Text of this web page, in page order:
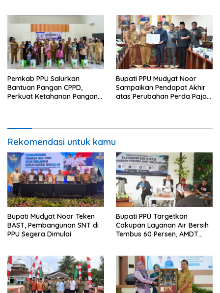
Pemkab PPU Salurkan
Bantuan Pangan CPPD,
Perkuat Ketahanan Pangan
Bupati PPU Mudyat Noor
Sampaikan Pendapat Akhir
atas Perubahan Perda Pajak
Rekomendasi untuk kamu
Bupati Mudyat Noor Teken
BAST, Pembangunan SNT di
PPU Segera Dimulai
Bupati PPU Targetkan
Cakupan Layanan Air Bersih
Tembus 60 Persen, AMDT